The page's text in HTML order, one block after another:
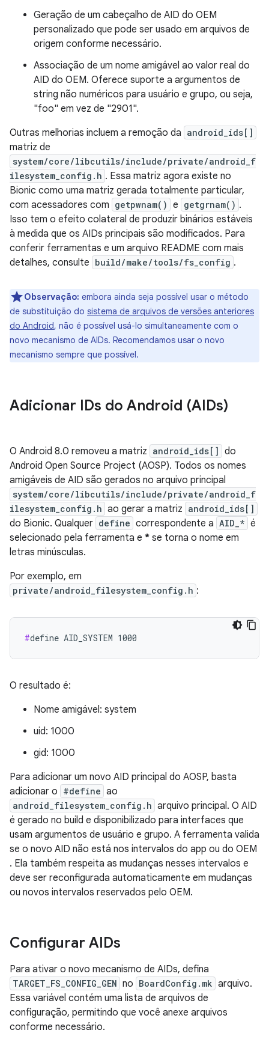
Geração de um cabeçalho de AID do OEM
personalizado que pode ser usado em arquivos de
origem conforme necessário.
Associação de um nome amigável ao valor real do
AID do OEM. Oferece suporte a argumentos de
string não numéricos para usuário e grupo, ou seja,
"foo" em vez de "2901".
Outras melhorias incluem a remoção da android_ids[]
matriz de
system/core/libcutils/include/private/android_f
ilesystem_config.h . Essa matriz agora existe no
Bionic como uma matriz gerada totalmente particular,
com acessadores com getpwnam() e getgrnam() .
Isso tem o efeito colateral de produzir binários estáveis
à medida que os AIDs principais são modificados. Para
conferir ferramentas e um arquivo README com mais
detalhes, consulte build/make/tools/fs_config .
Observação: embora ainda seja possível usar o método
de substituição do sistema de arquivos de versões anteriores
do Android, não é possível usá-lo simultaneamente com o
novo mecanismo de AIDs. Recomendamos usar o novo
mecanismo sempre que possível.
Adicionar IDs do Android (AIDs)
O Android 8.0 removeu a matriz android_ids[] do
Android Open Source Project (AOSP). Todos os nomes
amigáveis de AID são gerados no arquivo principal
system/core/libcutils/include/private/android_f
ilesystem_config.h ao gerar a matriz android_ids[]
do Bionic. Qualquer define correspondente a AID_* é
selecionado pela ferramenta e * se torna o nome em
letras minúsculas.
Por exemplo, em
private/android_filesystem_config.h :
#define AID_SYSTEM 1000
O resultado é:
Nome amigável: system
uid: 1000
gid: 1000
Para adicionar um novo AID principal do AOSP, basta
adicionar o #define ao
android_filesystem_config.h arquivo principal. O AID
é gerado no build e disponibilizado para interfaces que
usam argumentos de usuário e grupo. A ferramenta valida
se o novo AID não está nos intervalos do app ou do OEM
. Ela também respeita as mudanças nesses intervalos e
deve ser reconfigurada automaticamente em mudanças
ou novos intervalos reservados pelo OEM.
Configurar AIDs
Para ativar o novo mecanismo de AIDs, defina
TARGET_FS_CONFIG_GEN no BoardConfig.mk arquivo.
Essa variável contém uma lista de arquivos de
configuração, permitindo que você anexe arquivos
conforme necessário.